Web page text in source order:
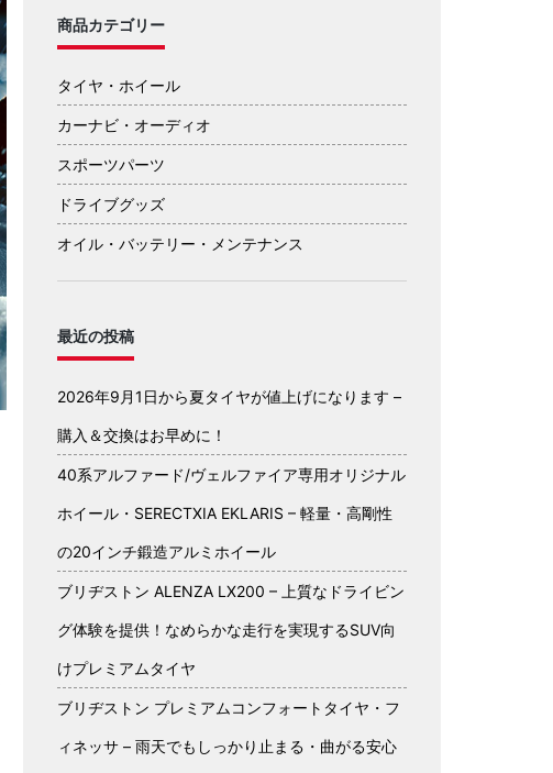
商品カテゴリー
タイヤ・ホイール
カーナビ・オーディオ
スポーツパーツ
ドライブグッズ
オイル・バッテリー・メンテナンス
最近の投稿
2026年9月1日から夏タイヤが値上げになります –
購入＆交換はお早めに！
40系アルファード/ヴェルファイア専用オリジナル
ホイール・SERECTXIA EKLARIS – 軽量・高剛性
の20インチ鍛造アルミホイール
ブリヂストン ALENZA LX200 – 上質なドライビン
グ体験を提供！なめらかな走行を実現するSUV向
けプレミアムタイヤ
ブリヂストン プレミアムコンフォートタイヤ・フ
ィネッサ – 雨天でもしっかり止まる・曲がる安心